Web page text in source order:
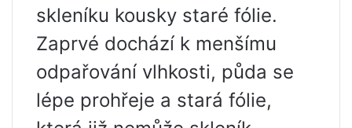
skleníku kousky staré fólie.
Zaprvé dochází k menšímu
odpařování vlhkosti, půda se
lépe prohřeje a stará fólie,